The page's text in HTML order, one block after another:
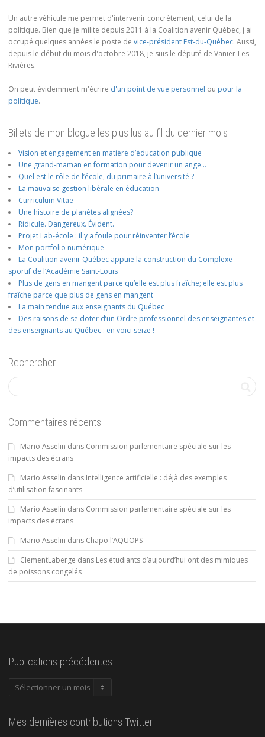
Un autre véhicule me permet d'intervenir concrètement, celui de la
politique. Bien que je milite depuis 2011 à la Coalition avenir Québec, j'ai
occupé quelques années le poste de vice-président Est-du-Québec. Aussi,
depuis le début du mois d'octobre 2018, je suis le député de Vanier-Les
Rivières.
On peut évidemment m'écrire d'un point de vue personnel ou pour la
politique.
Billets de mon blogue les plus lus au fil du dernier mois
Vision et engagement en matière d’éducation publique
Une grand-maman en formation pour devenir un ange…
Quel est le rôle de l’école, du primaire à l’université ?
La mauvaise gestion libérale en éducation
Curriculum Vitae
Une histoire de planètes alignées?
Ridicule. Dangereux. Évident.
Projet Lab-école : il y a foule pour réinventer l’école
Mon portfolio numérique
La Coalition avenir Québec appuie la construction du Complexe
sportif de l’Académie Saint-Louis
Plus de gens en mangent parce qu’elle est plus fraîche; elle est plus
fraîche parce que plus de gens en mangent
La main tendue aux enseignants du Québec
Des raisons de se doter d’un Ordre professionnel des enseignantes et
des enseignants au Québec : en voici seize !
Rechercher
Commentaires récents
Mario Asselin dans Commission parlementaire spéciale sur les
impacts des écrans
Mario Asselin dans Intelligence artificielle : déjà des exemples
d’utilisation fascinants
Mario Asselin dans Commission parlementaire spéciale sur les
impacts des écrans
Mario Asselin dans Chapo l’AQUOPS
ClementLaberge dans Les étudiants d’aujourd’hui ont des mimiques
de poissons congelés
Publications précédentes
Publications
Mes dernières contributions Twitter